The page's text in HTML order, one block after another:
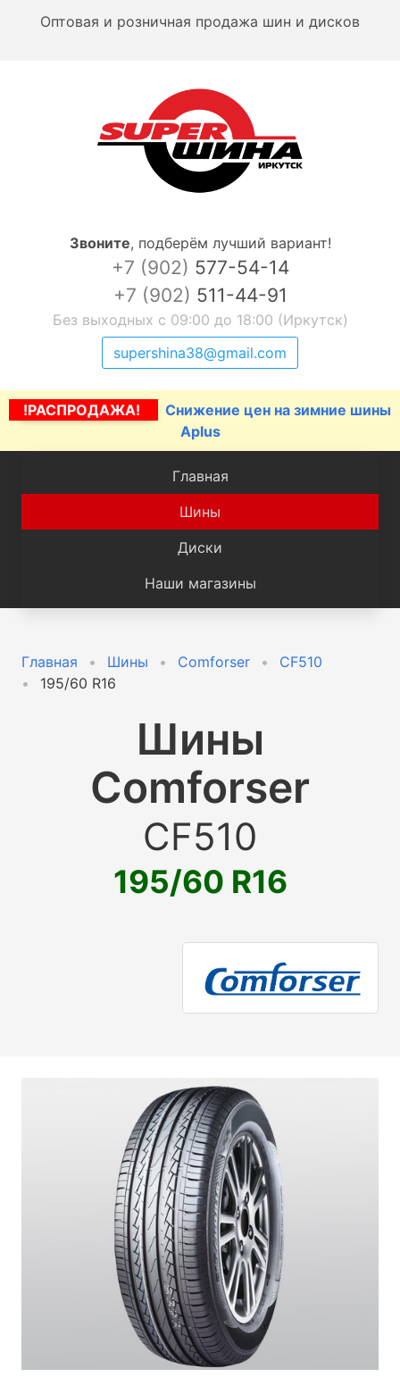
Оптовая и розничная продажа шин и дисков
Звоните, подберём лучший вариант!
+7 (902) 577-54-14
+7 (902) 511-44-91
Без выходных с 09:00 до 18:00 (Иркутск)
supershina38@gmail.com
!РАСПРОДАЖА!
Снижение цен на зимние шины
Aplus
Главная
Шины
Диски
Наши магазины
Главная Шины Comforser
CF510
195/60 R16
Шины
Comforser
CF510
195/60 R16